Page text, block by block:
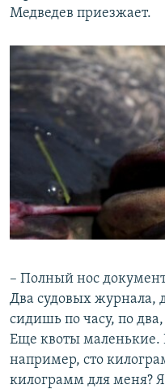
Медведев приезжает.
– Полный нос
Два судовых журнала,
сидишь по часу, по
Еще квоты маленькие.
например, сто
килограмм для меня?